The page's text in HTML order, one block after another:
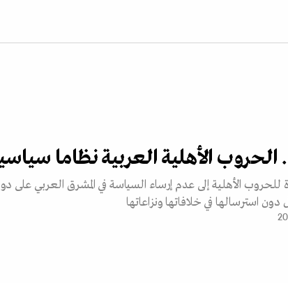
الأهلية العربية نظاما
للحروب الأهلية إلى عدم إرساء السياسة في المشرق العربي على
استرسالها في خلافاتها ونزاعاتها